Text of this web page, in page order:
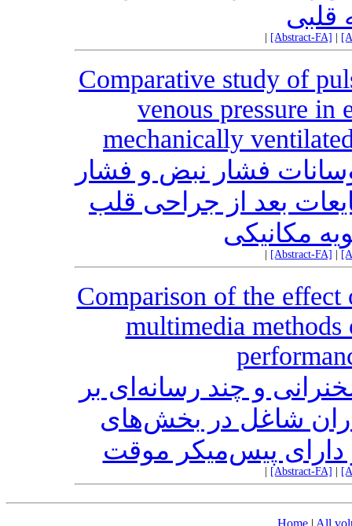
قلبی
[Abstract-FA]
Comparative study of
venous pressure in
mechanically
فشار نبض و فشار
بعد از جراحی قلب
مکانیکی
[Abstract-FA]
Comparison of the
multimedia
و چند رسانه‌ای بر
شاغل در بخش‌های
دارای پیس‌میکر موقت
[Abstract-FA]
Home | All